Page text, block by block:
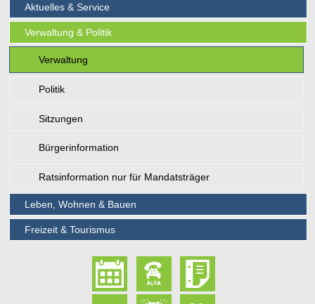
Aktuelles & Service
Verwaltung & Politik
Verwaltung
Politik
Sitzungen
Bürgerinformation
Ratsinformation nur für Mandatsträger
Leben, Wohnen & Bauen
Freizeit & Tourismus